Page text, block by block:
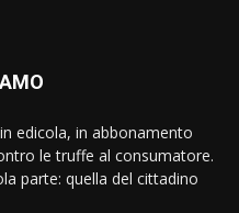
edicola, in abbonamento
le truffe al consumatore.
parte: quella del cittadino